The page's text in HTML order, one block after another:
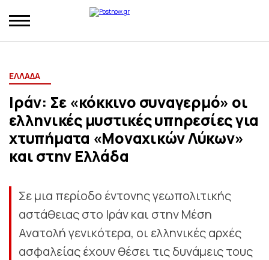
ΕΛΛΑΔΑ
Ιράν: Σε «κόκκινο συναγερμό» οι
ελληνικές μυστικές υπηρεσίες για
χτυπήματα «Μοναχικών Λύκων»
και στην Ελλάδα
Σε μια περίοδο έντονης γεωπολιτικής
αστάθειας στο Ιράν και στην Μέση
Ανατολή γενικότερα, οι ελληνικές αρχές
ασφαλείας έχουν θέσει τις δυνάμεις τους